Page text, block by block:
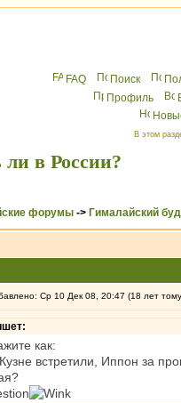
FAQ Поиск
Профиль
В этом
в России?
форумы -> Гималайский
Ср 10 Дек 08, 20:47 (18 лет
как:
встретили, Иппон за